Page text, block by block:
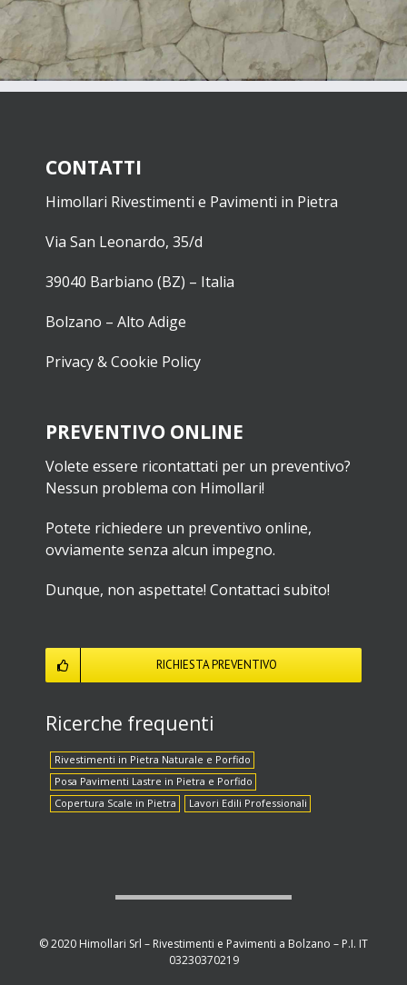
CONTATTI
Himollari Rivestimenti e Pavimenti in Pietra
Via San Leonardo, 35/d
39040 Barbiano (BZ) – Italia
Bolzano – Alto Adige
Privacy & Cookie Policy
PREVENTIVO ONLINE
Volete essere ricontattati per un preventivo?
Nessun problema con Himollari!
Potete richiedere un preventivo online,
ovviamente senza alcun impegno.
Dunque, non aspettate! Contattaci subito!
RICHIESTA PREVENTIVO
Ricerche frequenti
Rivestimenti in Pietra Naturale e Porfido
Posa Pavimenti Lastre in Pietra e Porfido
Copertura Scale in Pietra
Lavori Edili Professionali
© 2020 Himollari Srl – Rivestimenti e Pavimenti a Bolzano – P.I. IT
03230370219